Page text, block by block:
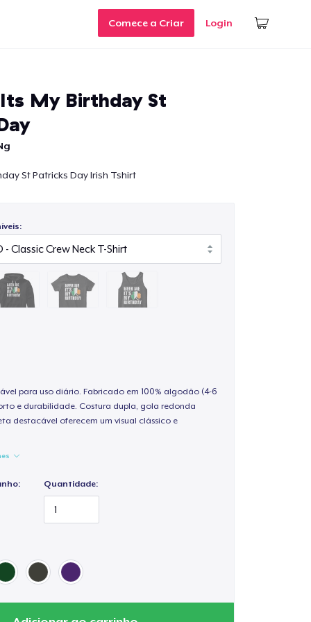
Comece a Criar Login
My Birthday St
St Patricks Day Irish Tshirt
para uso diário. Fabricado em 100% algodão (4-6
e durabilidade. Costura dupla, gola redonda
destacável oferecem um visual clássico e
Quantidade: